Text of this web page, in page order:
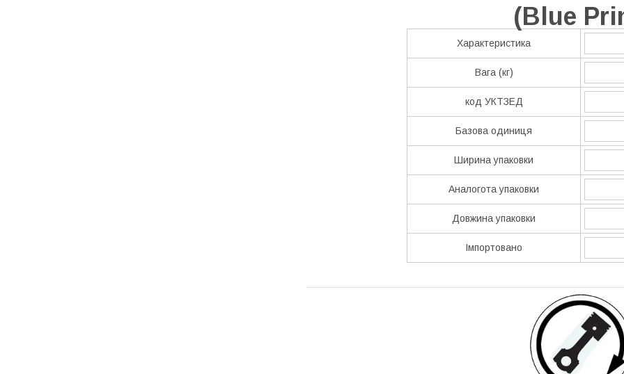
(Blue
Характеристика
Вага (кг)
код УКТЗЕД
Базова одиниця
Ширина упаковки
Аналогота упаковки
Довжина упаковки
Імпортовано